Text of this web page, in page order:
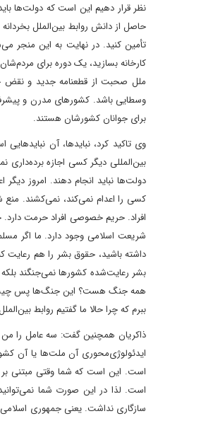
نظر قرار دهیم این است که دولت‌ها
حاصل از دانش روابط بین‌الملل
تأمین کنید. در نهایت به این منجر
کارخانه بسازید، یک دوره برای
ملل صحبت از قطعنامه جدید و
وسطایی باشد. کشورهای مدرن و
برای جوانان کشورشان هستند.
وی تاکید کرد، نبایدها، آن
بین‌المللی دیگر کسی اجازه
کسی را اعدام نمی‌کند، نمی‌کشند. منع
افراد. حریم خصوصی افراد حرمت دارد.
شریعت اسلامی وجود دارد. ما اگر
داشته باشید، حقوق بشر را هم رعایت
بشر رعایت‌شده کشورها نمی‌جنگند
همه جنگ هست؟ این جنگ‌ها پس چیست؟
ببرم که چرا حالا ما گفتیم روابط
ذاکریان همچنین گفت: سه عامل را من
ایدئولوژی‌محوری آن ملت‌ها یا آن
است. این است که شما وقتی مبتنی
است. لذا در این صورت شما
سازگاری نداشت. یعنی جمهوری